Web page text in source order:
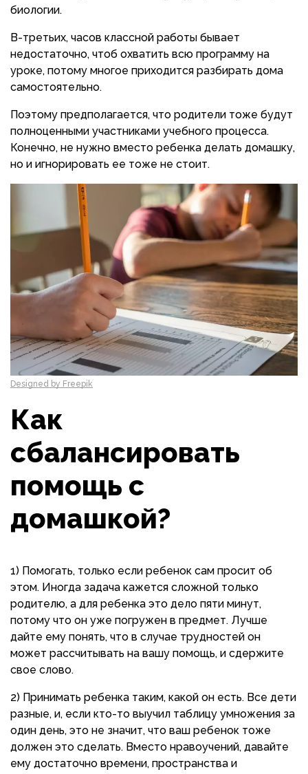
биологии.
В-третьих, часов классной работы бывает
недостаточно, чтоб охватить всю программу на
уроке, потому многое приходится разбирать дома
самостоятельно.
Поэтому предполагается, что родители тоже будут
полноценными участниками учебного процесса.
Конечно, не нужно вместо ребенка делать домашку,
но и игнорировать ее тоже не стоит.
Designed by Freepik
Как
сбалансировать
помощь с
домашкой?
1) Помогать, только если ребенок сам просит об
этом. Иногда задача кажется сложной только
родителю, а для ребенка это дело пяти минут,
потому что он уже погружен в предмет. Лучше
дайте ему понять, что в случае трудностей он
может рассчитывать на вашу помощь, и сдержите
свое слово.
2) Принимать ребенка таким, какой он есть. Все дети
разные, и, если кто-то выучил таблицу умножения за
один день, это не значит, что ваш ребенок тоже
должен это сделать. Вместо нравоучений, давайте
ему достаточно времени, пространства и